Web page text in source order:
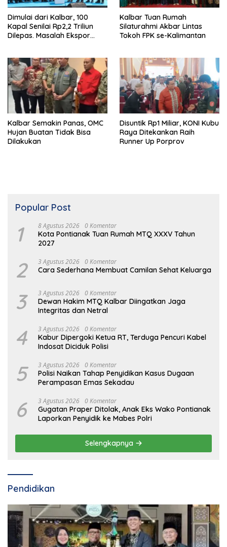
Dimulai dari Kalbar, 100
Kapal Senilai Rp2,2 Triliun
Dilepas. Masalah Ekspor
Kalbar Tuan Rumah
Silaturahmi Akbar Lintas
Tokoh FPK se-Kalimantan
Kalbar Semakin Panas, OMC
Hujan Buatan Tidak Bisa
Dilakukan
Disuntik Rp1 Miliar, KONI Kubu
Raya Ditekankan Raih
Runner Up Porprov
Popular Post
1 8 Agustus 2026 0 Komentar
Kota Pontianak Tuan Rumah MTQ XXXV Tahun
2027
2 3 Agustus 2026 0 Komentar
Cara Sederhana Membuat Camilan Sehat Keluarga
3 3 Agustus 2026 0 Komentar
Dewan Hakim MTQ Kalbar Diingatkan Jaga
Integritas dan Netral
4 3 Agustus 2026 0 Komentar
Kabur Dipergoki Ketua RT, Terduga Pencuri Kabel
Indosat Diciduk Polisi
5 3 Agustus 2026 0 Komentar
Polisi Naikan Tahap Penyidikan Kasus Dugaan
Perampasan Emas Sekadau
6 3 Agustus 2026 0 Komentar
Gugatan Praper Ditolak, Anak Eks Wako Pontianak
Laporkan Penyidik ke Mabes Polri
Selengkapnya
Pendidikan